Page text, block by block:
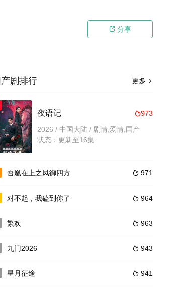
 分享
。唐喜在光华
轻人从四面八方云集十里洋场，追寻着似乎触手可及的
更多 
产剧排行
973
夜语记
2026 / 中国大陆 / 剧情,爱情,国产
状态：更新至16集
 971
吾凰在上之凤御四方
 964
对不起，我磕到你了
 963
繁欢
 943
九门2026
 941
星月征途